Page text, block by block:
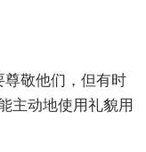
尊敬他们，但有时
主动地使用礼貌用